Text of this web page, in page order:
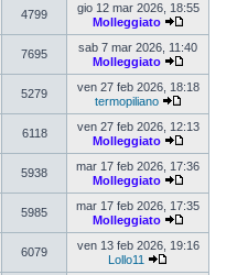
4799
gio 12 mar 2026, 18:55
Molleggiato
7695
sab 7 mar 2026, 11:40
Molleggiato
5279
ven 27 feb 2026, 18:18
termopiliano
6118
ven 27 feb 2026, 12:13
Molleggiato
5938
mar 17 feb 2026, 17:36
Molleggiato
5985
mar 17 feb 2026, 17:35
Molleggiato
6079
ven 13 feb 2026, 19:16
Lollo11